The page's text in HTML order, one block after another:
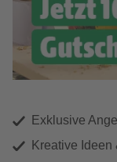
Exklusive
Kreative